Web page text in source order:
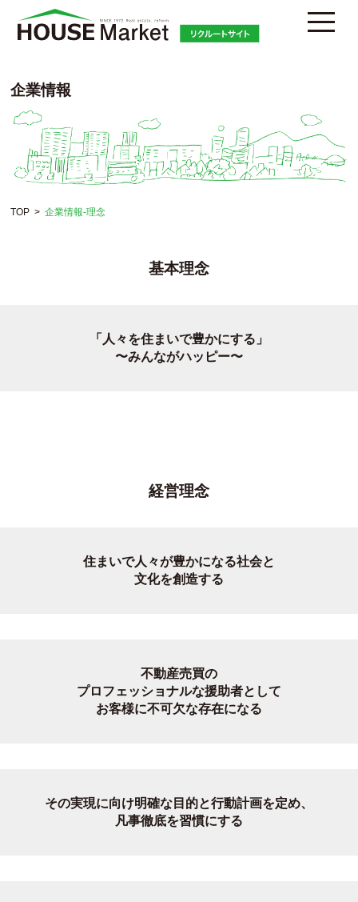
企業情報
TOP 企業情報-理念
基本理念
「人々を住まいで豊かにする」
〜みんながハッピー〜
経営理念
住まいで人々が豊かになる社会と
文化を創造する
不動産売買の
プロフェッショナルな援助者として
お客様に不可欠な存在になる
その実現に向け明確な目的と行動計画を定め、
凡事徹底を習慣にする